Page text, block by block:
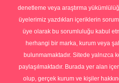
denetleme veya araştırma
üyelerimiz yazdıkları içeriklerin
üye olarak bu sorumluluğu kabul
herhangi bir marka, kurum veya
bulunmamaktadır. Sitede yalnızca
paylaşılmaktadır. Burada yer alan
olup, gerçek kurum ve kişiler